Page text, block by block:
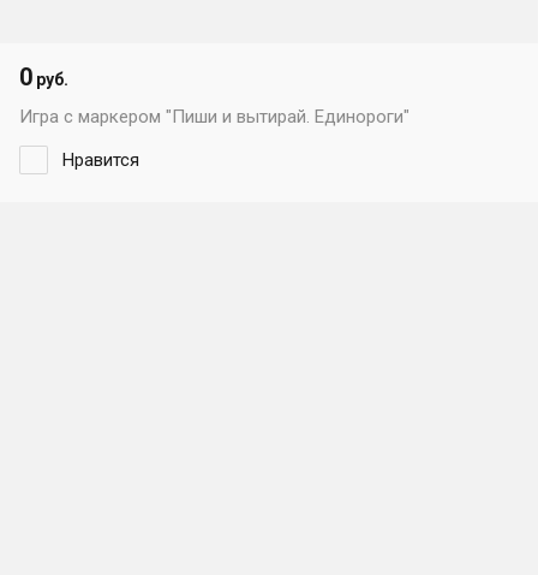
Игра с маркером "Пиши и вытирай. Единороги"
0 руб.
Нравится